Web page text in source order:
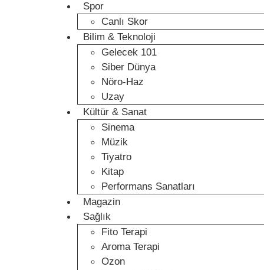
Spor
Canlı Skor
Bilim & Teknoloji
Gelecek 101
Siber Dünya
Nöro-Haz
Uzay
Kültür & Sanat
Sinema
Müzik
Tiyatro
Kitap
Performans Sanatları
Magazin
Sağlık
Fito Terapi
Aroma Terapi
Ozon